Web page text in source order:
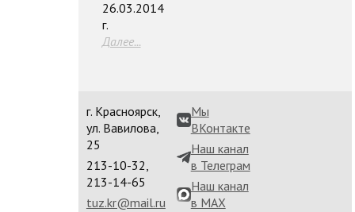
26.03.2014
г.
Далее...
г. Красноярск,
ул. Вавилова,
25
213-10-32,
213-14-65
tuz.kr@mail.ru
Мы
ВКонтакте
Наш канал
в Телеграм
Наш канал
в MAX